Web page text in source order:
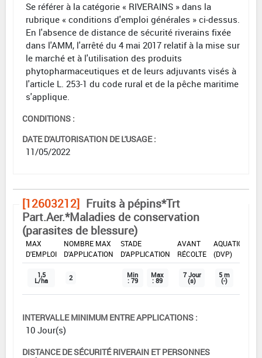
Se référer à la catégorie « RIVERAINS » dans la
rubrique « conditions d'emploi générales » ci-dessus.
En l'absence de distance de sécurité riverains fixée
dans l'AMM, l'arrêté du 4 mai 2017 relatif à la mise sur
le marché et à l'utilisation des produits
phytopharmaceutiques et de leurs adjuvants visés à
l'article L. 253-1 du code rural et de la pêche maritime
s'applique.
CONDITIONS :
DATE D'AUTORISATION DE L'USAGE :
11/05/2022
[12603212] Fruits à pépins*Trt
Part.Aer.*Maladies de conservation
(parasites de blessure)
DOSE
MAX
D'EMPLOI
NOMBRE MAX
D'APPLICATION
STADE
D'APPLICATION
AVANT
RÉCOLTE
AQUATIQUE
(DVP)
1,5
L/ha 2 Min
: 79
Max
: 89
7 Jour
(s)
5 m
(-)
INTERVALLE MINIMUM ENTRE APPLICATIONS :
10 Jour(s)
DISTANCE DE SÉCURITÉ RIVERAIN ET PERSONNES